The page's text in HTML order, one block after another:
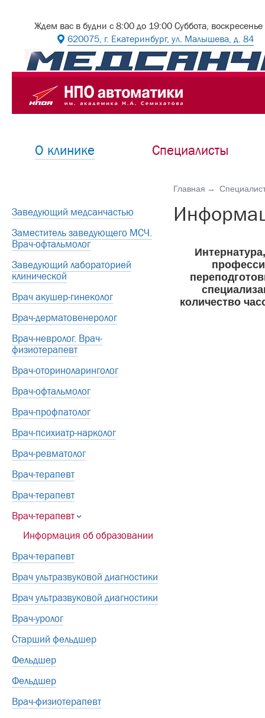
Ждем вас в будни с 8:00 до 19:00 Суббота,
620075, г. Екатеринбург, ул. Малышева, д. 84
О клинике Специалисты
Главная
количество
Заведующий медсанчастью
Заместитель заведующего МСЧ.
Врач-офтальмолог
Заведующий лабораторией
клинической
Врач акушер-гинеколог
Врач-дерматовенеролог
Врач-невролог. Врач-
физиотерапевт
Врач-оториноларинголог
Врач-офтальмолог
Врач-профпатолог
Врач-психиатр-нарколог
Врач-ревматолог
Врач-терапевт
Врач-терапевт
Врач-терапевт
Информация об образовании
Врач-терапевт
Врач ультразвуковой диагностики
Врач ультразвуковой диагностики
Врач-уролог
Старший фельдшер
Фельдшер
Фельдшер
Врач-физиотерапевт